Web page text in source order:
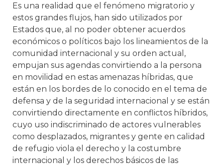
Es una realidad que el fenómeno migratorio y
estos grandes flujos, han sido utilizados por
Estados que, al no poder obtener acuerdos
económicos o políticos bajo los lineamientos de la
comunidad internacional y su orden actual,
empujan sus agendas convirtiendo a la persona
en movilidad en estas amenazas híbridas, que
están en los bordes de lo conocido en el tema de
defensa y de la seguridad internacional y se están
convirtiendo directamente en conflictos híbridos,
cuyo uso indiscriminado de actores vulnerables
como desplazados, migrantes y gente en calidad
de refugio viola el derecho y la costumbre
internacional y los derechos básicos de las